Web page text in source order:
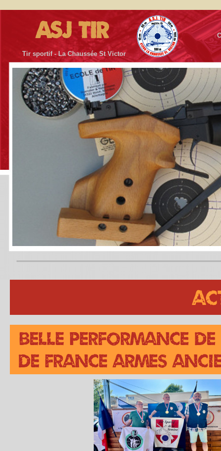
ASJ TIR
Tir sportif - La Chaussée St Victor
Belle performance de
de France Armes